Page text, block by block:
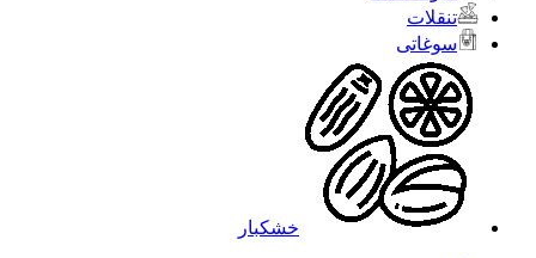
تنقلات
سوغاتی
خشکبار